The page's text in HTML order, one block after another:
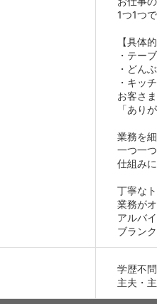
1つ1つ
【具体
・テー
・どん
・キッ
お客さ
「あり
業務を
一つ一
仕組み
丁寧な
業務が
アルバ
ブラン
学歴不
主夫・